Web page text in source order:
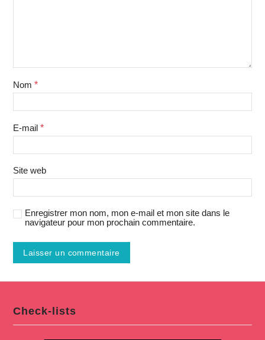
Nom *
E-mail *
Site web
Enregistrer mon nom, mon e-mail et mon site dans le
navigateur pour mon prochain commentaire.
Check-lists